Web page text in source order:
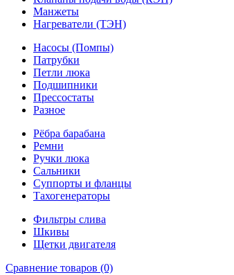
Манжеты
Нагреватели (ТЭН)
Насосы (Помпы)
Патрубки
Петли люка
Подшипники
Прессостаты
Разное
Рёбра барабана
Ремни
Ручки люка
Сальники
Суппорты и фланцы
Тахогенераторы
Фильтры слива
Шкивы
Щетки двигателя
Сравнение товаров (0)